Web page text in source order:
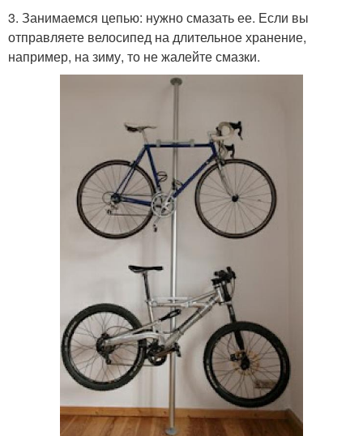
Велосипед в прихожей Велосипед в коридоре
велосипеда
3. Занимаемся цепью: нужно смазать ее. Если вы
отправляете велосипед на длительное хранение,
например, на зиму, то не жалейте смазки.